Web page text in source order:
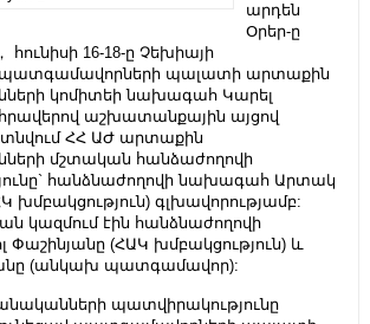
արդեն
Օրեր-ը
հունիսի 16-18-ը Չեխիայի
պալատի արտաքին
կոմիտեի նախագահ Կարել
աշխատանքային այցով
ՀՀ ԱԺ արտաքին
մշտական հանձաժողովի
հանձնաժողովի նախագահ Արտակ
խմբակցություն) գլխավորությամբ:
կազմում էին հանձնաժողովի
Փաշինյանը (ՀԱԿ խմբակցություն) և
(անկախ պատգամավոր):
պատվիրակությունը